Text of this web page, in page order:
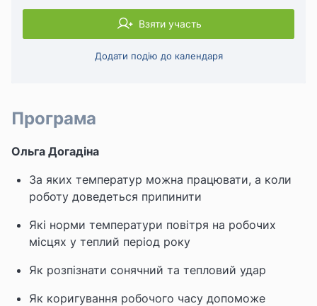
Програма
Ольга Догадіна
За яких температур можна працювати, а коли
роботу доведеться припинити
Які норми температури повітря на робочих
місцях у теплий період року
Як розпізнати сонячний та тепловий удар
Як коригування робочого часу допоможе
Взяти участь
Додати подію до календаря